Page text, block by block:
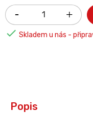
 Skladem u nás -
Popis